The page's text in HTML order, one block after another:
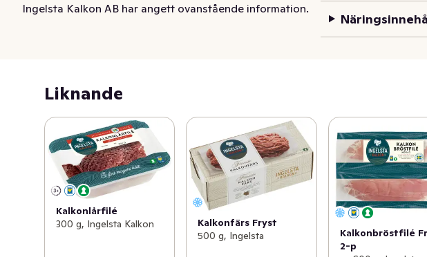
Ingelsta Kalkon AB har angett ovanstående information.
Liknande
Kalkonlårfilé
300 g, Ingelsta Kalkon
Kalkonfärs Fryst
500 g, Ingelsta
Kalkonbröstfilé
2-p